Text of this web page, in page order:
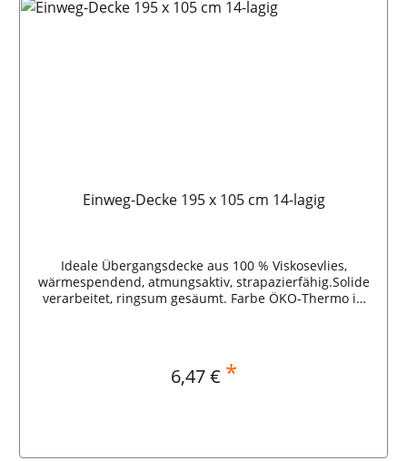
Einweg-Decke 195 x 105 cm 14-lagig
Ideale Übergangsdecke aus 100 % Viskosevlies,
wärmespendend, atmungsaktiv, strapazierfähig.Solide
verarbeitet, ringsum gesäumt. Farbe ÖKO-Thermo in
Regulärer Preis:
6,47 € *